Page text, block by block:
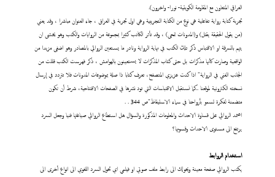
العراقي المتعاون مع المقاومة الكويتية- نورا- واخرون).
تجربة كتابة رواية تفاعلية هي نوع من الكتابة التجريبية وهي اول تجربة في العراق ، جاء العنوان مباشرا ، وقد يعني
(من يقول الحقيقة يقتل) و(المدونات تمحى) ، وقد تأثر الكاتب كثيرا بمجموعة من الروايات والكتب وهو يخشى ان
يتهم بالسرقة او الاقتباس ذكر تلك الكتب في نهاية الرواية ونادر ما يستعين الروائي بالمصادر وهو اضفى مزيدا من
الواقعية وصارت كأنها مذكرات بل حتى كتاب المذكرات لا يستعينون بالهوامش ، ذكر فهرست الكتب قللت من
الجانب الفني في الرواية" اذا كنت عزيزي المتصفح، تعرف كتابا ذا صلة بموضوعات المدونات فلا تتردد في إرسال
نسخته الكترونية لموقعنا ..كما نستقبل الاقتباسات التي تود نشرها في الصفحات الافتتاحية، شرط أن تكون
متضمنة لفكرة تسمو بأرواحنا في سماء الاستيقاظ"ص 344 . .
اعتمد الروائي على قساوة الاحداث والمعلومات المذكورة والسؤال هل استطاع الروائي صياغتها فنيا وجعل السرد
يرتفع الى مستوى الاحداث وقسوتها؟
استخدام الروابط
يكتب الروائي صفحة معينة ويحولك الى رابط ملف صوتي او فيلمي اي تحول السرد اللغوي الى انواع أخرى الى